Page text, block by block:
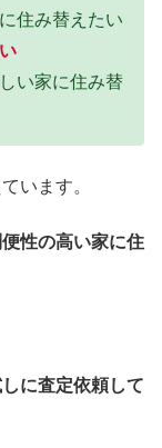
住み替えたい
い家に住み替
います。
性の高い家に住
に査定依頼して